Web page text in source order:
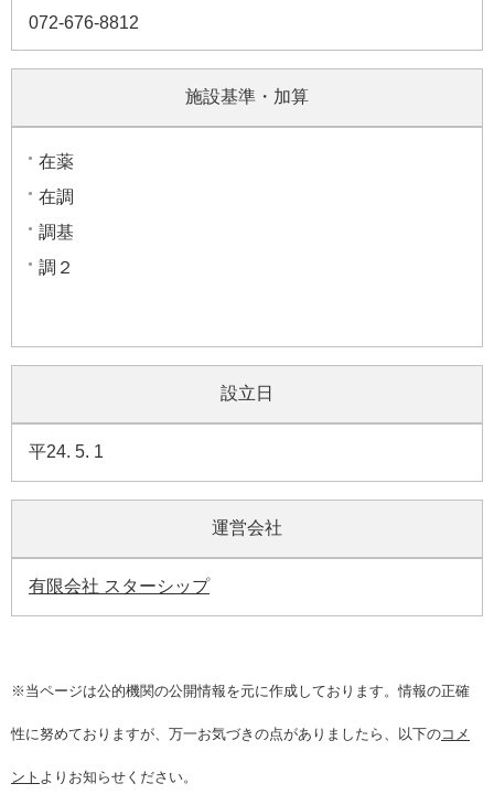
072-676-8812
施設基準・加算
在薬
在調
調基
調２
設立日
平24. 5. 1
運営会社
有限会社 スターシップ
※当ページは公的機関の公開情報を元に作成しております。情報の正確
性に努めておりますが、万一お気づきの点がありましたら、以下のコメ
ント よりお知らせください。